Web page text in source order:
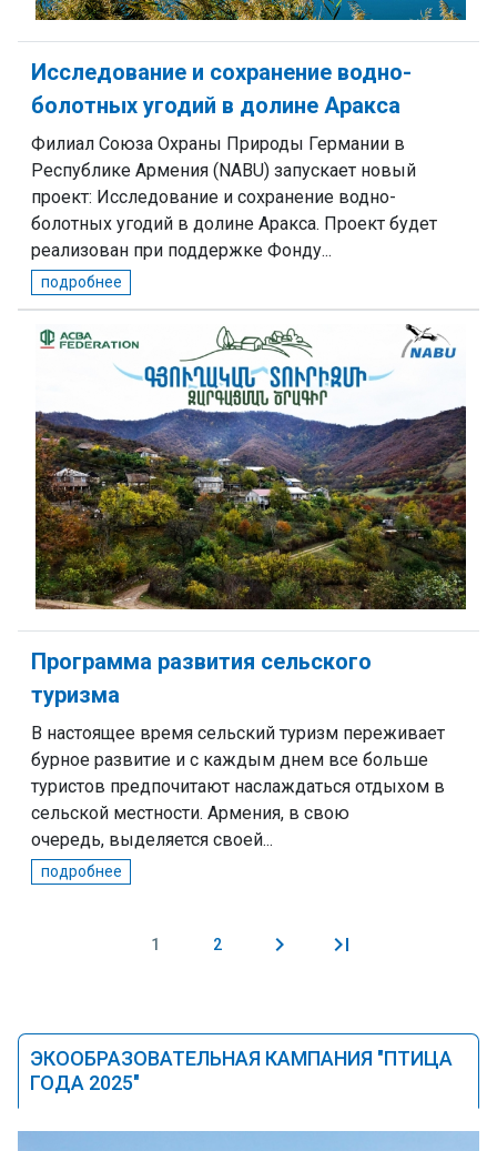
Исследование и сохранение водно-
болотных угодий в долине Аракса
Филиал Союза Охраны Природы Германии в
Республике Армения (NABU) запускает новый
проект: Исследование и сохранение водно-
болотных угодий в долине Аракса. Проект будет
реализован при поддержке Фонду...
подробнее
Программа развития сельского
туризма
В настоящее время сельский туризм переживает
бурное развитие и с каждым днем ​​все больше
туристов предпочитают наслаждаться отдыхом в
сельской местности. Армения, в свою
очередь, выделяется своей...
подробнее
1 2
ЭКООБРАЗОВАТЕЛЬНАЯ КАМПАНИЯ "ПТИЦА
ГОДА 2025"